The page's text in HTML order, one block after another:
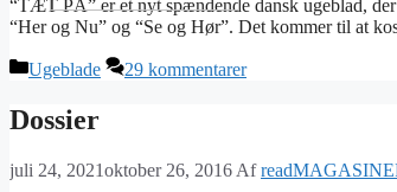
“TÆT PÅ” er et nyt spændende dansk ugeblad,
“Her og Nu” og “Se og Hør”. Det kommer til at
Kategorier
Ugeblade 29 kommentarer
Dossier
juli 24, 2021oktober 26, 2016 Af